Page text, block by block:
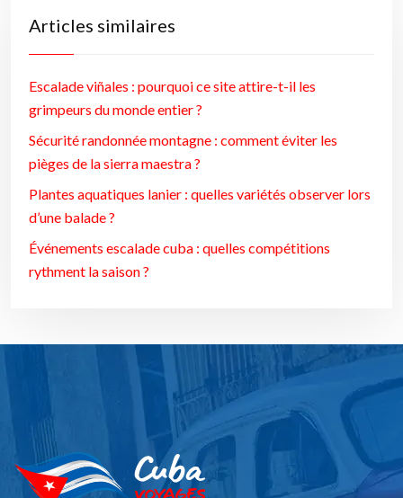
Articles similaires
Escalade viñales : pourquoi ce site attire-t-il les
grimpeurs du monde entier ?
Sécurité randonnée montagne : comment éviter les
pièges de la sierra maestra ?
Plantes aquatiques lanier : quelles variétés observer lors
d’une balade ?
Événements escalade cuba : quelles compétitions
rythment la saison ?